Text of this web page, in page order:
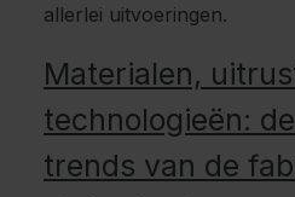
allerlei uitvoeringen.
Materialen,
technologieën:
trends van de